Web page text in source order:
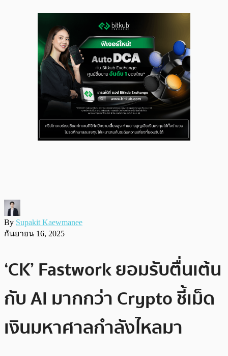
By Supakit Kaewmanee
กันยายน 16, 2025
‘CK’ Fastwork ยอมรับตื่นเต้น
กับ AI มากกว่า Crypto ชี้เม็ด
เงินมหาศาลกำลังไหลมา